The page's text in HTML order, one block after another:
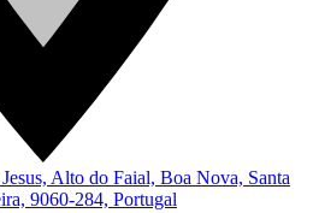
Alto do Faial, Boa Nova, Santa
9060-284, Portugal